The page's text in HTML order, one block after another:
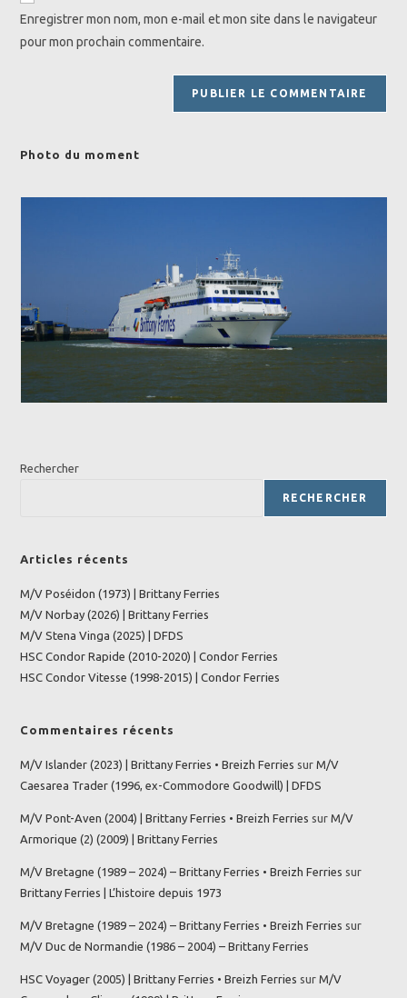
Enregistrer mon nom, mon e-mail et mon site dans le navigateur
pour mon prochain commentaire.
Photo du moment
Rechercher
RECHERCHER
Articles récents
M/V Poséidon (1973) | Brittany Ferries
M/V Norbay (2026) | Brittany Ferries
M/V Stena Vinga (2025) | DFDS
HSC Condor Rapide (2010-2020) | Condor Ferries
HSC Condor Vitesse (1998-2015) | Condor Ferries
Commentaires récents
M/V Islander (2023) | Brittany Ferries • Breizh Ferries surM/V
Caesarea Trader (1996, ex-Commodore Goodwill) | DFDS
M/V Pont-Aven (2004) | Brittany Ferries • Breizh Ferries surM/V
Armorique (2) (2009) | Brittany Ferries
M/V Bretagne (1989 – 2024) – Brittany Ferries • Breizh Ferries sur
Brittany Ferries | L’histoire depuis 1973
M/V Bretagne (1989 – 2024) – Brittany Ferries • Breizh Ferries sur
M/V Duc de Normandie (1986 – 2004) – Brittany Ferries
HSC Voyager (2005) | Brittany Ferries • Breizh Ferries surM/V